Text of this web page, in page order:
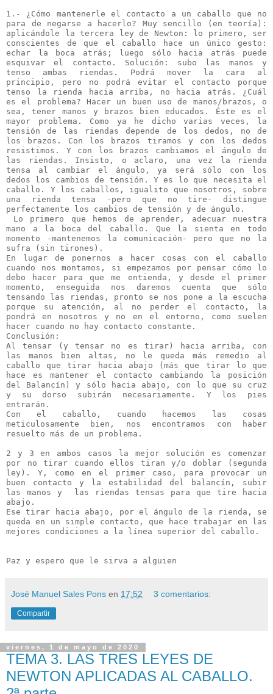
1.- ¿Cómo mantenerle el contacto a un caballo que no
para de negarse a hacerlo? Muy sencillo (en teoría):
aplicándole la tercera ley de Newton: lo primero, ser
conscientes de que el caballo hace un único gesto:
echar la boca atrás; luego sólo hacia atrás puede
esquivar el contacto. Solución: subo las manos y
tenso ambas riendas. Podrá mover la cara al
principio, pero no podrá evitar el contacto porque
tenso la rienda hacia arriba, no hacia atrás. ¿Cuál
es el problema? Hacer un buen uso de manos/brazos, o
sea, tener manos y brazos bien educados. Éste es el
mayor problema. Como ya he dicho varias veces, la
tensión de las riendas depende de los dedos, no de
los brazos. Con los brazos tiramos y con los dedos
resistimos. Y con los brazos cambiamos el ángulo de
las riendas. Insisto, o aclaro, una vez la rienda
tensa al cambiar el ángulo, ya será sólo con los
dedos los cambios de tensión. Y es lo que necesita el
caballo. Y los caballos, igualito que nosotros, sobre
una rienda tensa -pero que no tire- distingue
perfectamente los cambios de tensión y de ángulo.
mano a la boca del caballo. Que la sienta en todo
momento -mantenemos la comunicación- pero que no la
sufra (sin tirones).
En lugar de ponernos a hacer cosas con el caballo
cuando nos montamos, si empezamos por pensar cómo lo
debo hacer para que me entienda, y desde el primer
momento, enseguida nos daremos cuenta que sólo
tensando las riendas, pronto se nos pone a la escucha
porque su atención, al no perder el contacto, la
pondrá en nosotros y no en el entorno, como suelen
hacer cuando no hay contacto constante.
Conclusión:
Al tensar (y tensar no es tirar) hacia arriba, con
las manos bien altas, no le queda más remedio al
caballo que tirar hacia abajo (más que tirar lo que
hace es mantener el contacto cambiando la posición
del Balancín) y sólo hacia abajo, con lo que su cruz
y su dorso subirán necesariamente. Y los pies
entrarán.
Con el caballo, cuando hacemos las cosas
meticulosamente bien, nos encontramos con haber
resuelto más de un problema.
2 y 3 en ambos casos la mejor solución es comenzar
por no tirar cuando ellos tiran y/o doblar (segunda
ley). Y, como en el primer caso, para provocar un
buen contacto y la estabilidad del balancín, subir
las manos y  las riendas tensas para que tire hacia
abajo.
Ese tirar hacia abajo, por el ángulo de la rienda, se
queda en un simple contacto, que hace trabajar en las
mejores condiciones a la línea superior del caballo.
Paz y espero que le sirva a alguien
José Manuel Sales Pons en 17:52 3 comentarios:
Compartir
viernes, 1 de mayo de 2020
TEMA 3. LAS TRES LEYES DE
NEWTON APLICADAS AL CABALLO.